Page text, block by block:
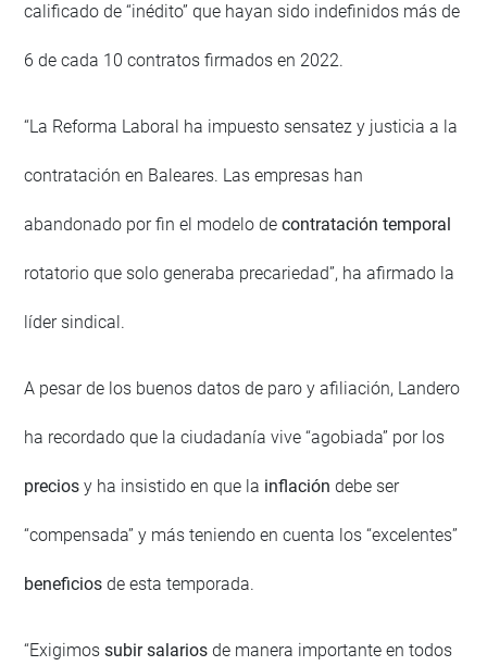
calificado de “inédito” que hayan sido indefinidos más de
6 de cada 10 contratos firmados en 2022.
“La Reforma Laboral ha impuesto sensatez y justicia a la
contratación en Baleares. Las empresas han
abandonado por fin el modelo decontratación temporal
rotatorio que solo generaba precariedad”, ha afirmado la
líder sindical.
A pesar de los buenos datos de paro y afiliación, Landero
ha recordado que la ciudadanía vive “agobiada” por los
precios y ha insistido en que la inflación debe ser
“compensada” y más teniendo en cuenta los “excelentes”
beneficios de esta temporada.
“Exigimossubir salarios de manera importante en todos